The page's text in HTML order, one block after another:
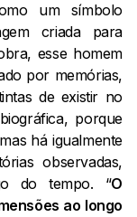
um símbolo
criada para
esse homem
por memórias,
de existir no
porque
há igualmente
observadas,
do tempo. “O
ao longo